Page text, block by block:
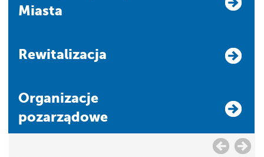
Miasta
Rewitalizacja
Organizacje
pozarządowe